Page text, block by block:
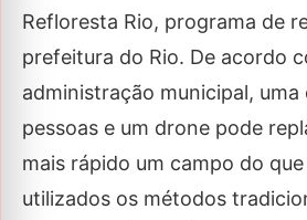
Refloresta Rio, programa de
prefeitura do Rio. De acordo
administração municipal, uma
pessoas e um drone pode
mais rápido um campo do
utilizados os métodos